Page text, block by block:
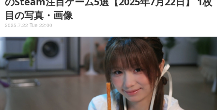
目の写真・画像
2025.7.22 Tue 22:00